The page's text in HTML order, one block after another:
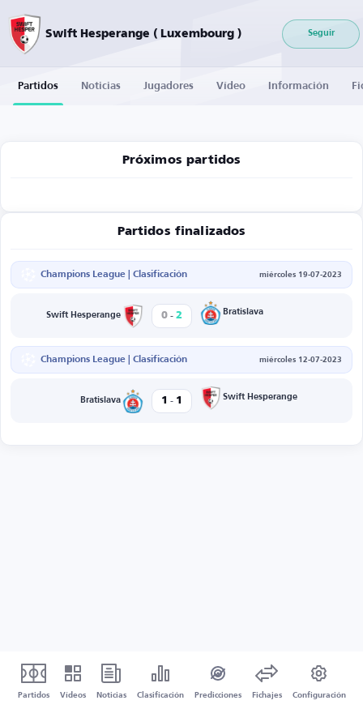
Swift Hesperange ( Luxembourg ) Seguir
Partidos Noticias Jugadores Vídeo Información
Próximos partidos
Partidos finalizados
Champions League | Clasificación miércoles 19-07-2023
Swift Hesperange 0 - 2 Bratislava
Champions League | Clasificación miércoles 12-07-2023
Bratislava 1 - 1 Swift Hesperange
Partidos Vídeos Noticias Clasificación Predicciones Fichajes Configuración